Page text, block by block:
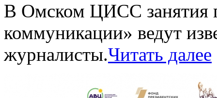
В Омском ЦИСС занятия
коммуникации» ведут
журналисты.Читать далее